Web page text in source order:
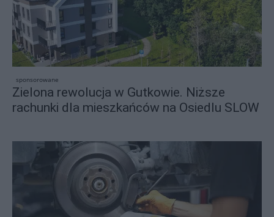
sponsorowane
Zielona rewolucja w Gutkowie. Niższe
rachunki dla mieszkańców na Osiedlu SLOW